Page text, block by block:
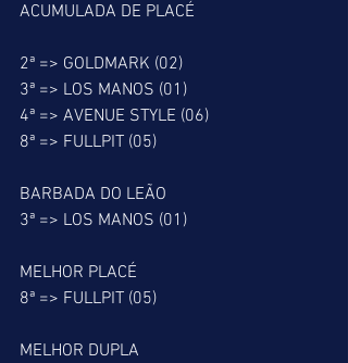
ACUMULADA DE PLACÉ
2ª => GOLDMARK (02)
3ª => LOS MANOS (01)
4ª => AVENUE STYLE (06)
8ª => FULLPIT (05)
BARBADA DO LEÃO
3ª => LOS MANOS (01)
MELHOR PLACÉ
8ª => FULLPIT (05)
MELHOR DUPLA